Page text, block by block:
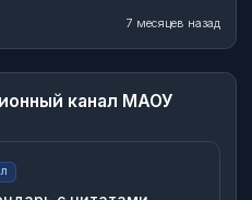
7 месяцев назад
канал МАОУ